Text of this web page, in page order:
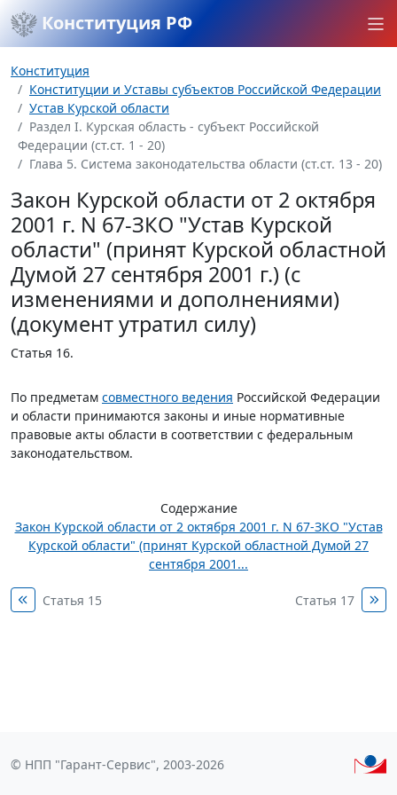
Конституция РФ
Конституция
Конституции и Уставы субъектов Российской Федерации
Устав Курской области
Раздел I. Курская область - субъект Российской
Федерации (ст.ст. 1 - 20)
Глава 5. Система законодательства области (ст.ст. 13 - 20)
Закон Курской области от 2 октября
2001 г. N 67-ЗКО "Устав Курской
области" (принят Курской областной
Думой 27 сентября 2001 г.) (с
изменениями и дополнениями)
(документ утратил силу)
Статья 16.
По предметам совместного ведения Российской Федерации
и области принимаются законы и иные нормативные
правовые акты области в соответствии с федеральным
законодательством.
Содержание
Закон Курской области от 2 октября 2001 г. N 67-ЗКО "Устав
Курской области" (принят Курской областной Думой 27
сентября 2001...
Статья 15 Статья 17
© НПП "Гарант-Сервис", 2003-2026